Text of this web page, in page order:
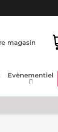
magasin
Evènementiel